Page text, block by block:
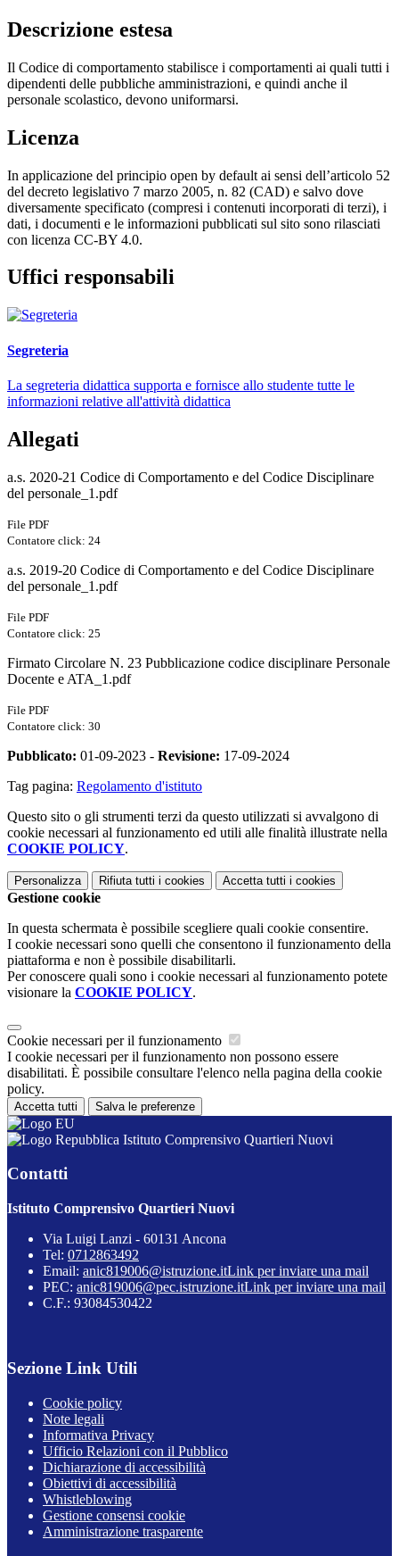
Descrizione estesa
Il Codice di comportamento stabilisce i comportamenti ai quali tutti i
dipendenti delle pubbliche amministrazioni, e quindi anche il
personale scolastico, devono uniformarsi.
Licenza
In applicazione del principio open by default ai sensi dell’articolo 52
del decreto legislativo 7 marzo 2005, n. 82 (CAD) e salvo dove
diversamente specificato (compresi i contenuti incorporati di terzi), i
dati, i documenti e le informazioni pubblicati sul sito sono rilasciati
con licenza CC-BY 4.0.
Uffici responsabili
Segreteria
La segreteria didattica supporta e fornisce allo studente tutte le
informazioni relative all'attività didattica
Allegati
a.s. 2020-21 Codice di Comportamento e del Codice Disciplinare
del personale_1.pdf
File PDF
Contatore click: 24
a.s. 2019-20 Codice di Comportamento e del Codice Disciplinare
del personale_1.pdf
File PDF
Contatore click: 25
Firmato Circolare N. 23 Pubblicazione codice disciplinare Personale
Docente e ATA_1.pdf
File PDF
Contatore click: 30
Pubblicato: 01-09-2023 - Revisione: 17-09-2024
Tag pagina: Regolamento d'istituto
Questo sito o gli strumenti terzi da questo utilizzati si avvalgono di
cookie necessari al funzionamento ed utili alle finalità illustrate nella
COOKIE POLICY.
Personalizza Rifiuta tutti i cookies Accetta tutti i cookies
Gestione cookie
In questa schermata è possibile scegliere quali cookie consentire.
I cookie necessari sono quelli che consentono il funzionamento della
piattaforma e non è possibile disabilitarli.
Per conoscere quali sono i cookie necessari al funzionamento potete
visionare la COOKIE POLICY.
Cookie necessari per il funzionamento
I cookie necessari per il funzionamento non possono essere
disabilitati. È possibile consultare l'elenco nella pagina della cookie
policy.
Accetta tutti Salva le preferenze
Istituto Comprensivo Quartieri Nuovi
Contatti
Istituto Comprensivo Quartieri Nuovi
Via Luigi Lanzi - 60131 Ancona
Tel: 0712863492
Email: anic819006@istruzione.itLink per inviare una mail
PEC: anic819006@pec.istruzione.itLink per inviare una mail
C.F.: 93084530422
Sezione Link Utili
Cookie policy
Note legali
Informativa Privacy
Ufficio Relazioni con il Pubblico
Dichiarazione di accessibilità
Obiettivi di accessibilità
Whistleblowing
Gestione consensi cookie
Amministrazione trasparente